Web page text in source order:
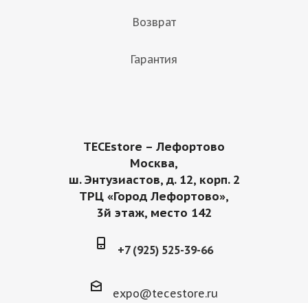
Возврат
Гарантия
TECEstore – Лефортово
Москва,
ш. Энтузиастов, д. 12, корп. 2
ТРЦ «Город Лефортово»,
3й этаж, место 142
+7 (925) 525-39-66
expo@tecestore.ru